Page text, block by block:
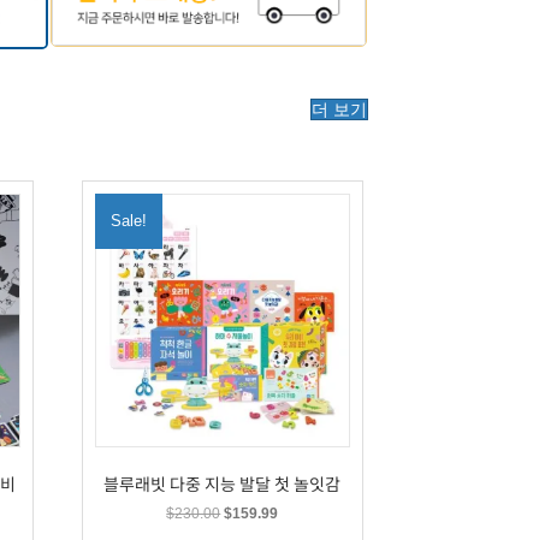
더 보기
Sale!
블루래빗 다중 지능 발달 첫 놀잇감
$230.00Original
$159.99Current